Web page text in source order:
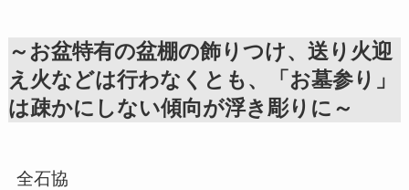
～お盆特有の盆棚の飾りつけ、送り火迎
え火などは行わなくとも、「お墓参り」
は疎かにしない傾向が浮き彫りに～
全石協